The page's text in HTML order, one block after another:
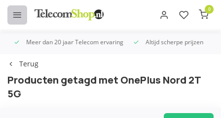
0
Meer dan 20 jaar Telecom ervaring Altijd scherpe prijzen
Terug
Producten getagd met OnePlus Nord 2T
5G